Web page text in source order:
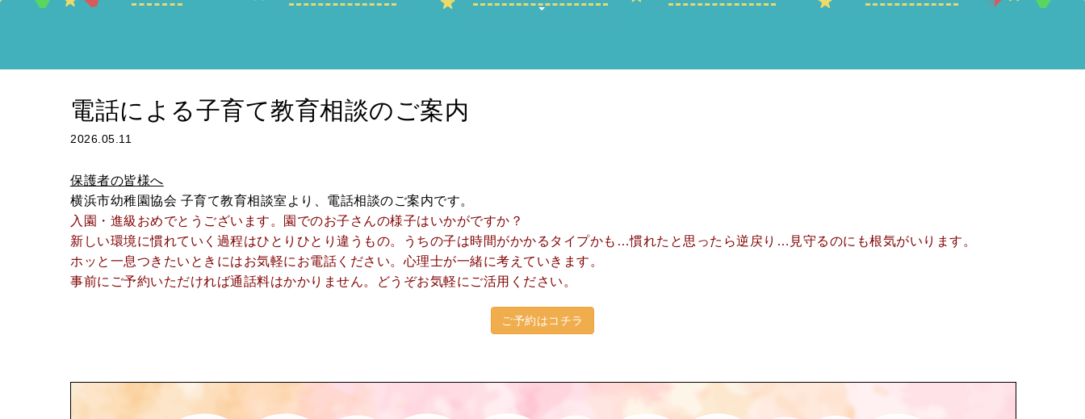
電話による子育て教育相談のご案内
2026.05.11
保護者の皆様へ
横浜市幼稚園協会 子育て教育相談室より、電話相談のご案内です。
入園・進級おめでとうございます。園でのお子さんの様子はいかがですか？
新しい環境に慣れていく過程はひとりひとり違うもの。うちの子は時間がかかるタイプかも…慣れたと思ったら逆戻り…見守るのにも根気がいります。
ホッと一息つきたいときにはお気軽にお電話ください。心理士が一緒に考えていきます。
事前にご予約いただければ通話料はかかりません。
どうぞお気軽にご活用ください。
ご予約はコチラ